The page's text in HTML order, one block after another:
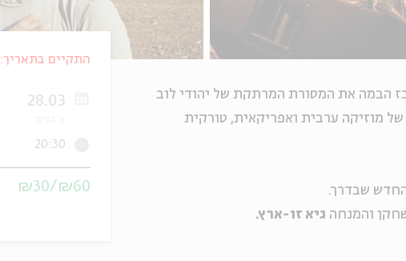
הבמה את המסורת המרתקת של יהודי לוב
מוזיקה ערבית ואפריקאית, טורקית
שבדרך.
והמנחה גיא זו-ארץ.
התקיים בתאריך:
28.03
20:30
₪60/₪30